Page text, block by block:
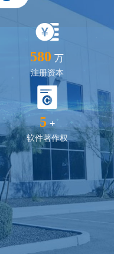
580 万
注册资本
5 +
软件著作权